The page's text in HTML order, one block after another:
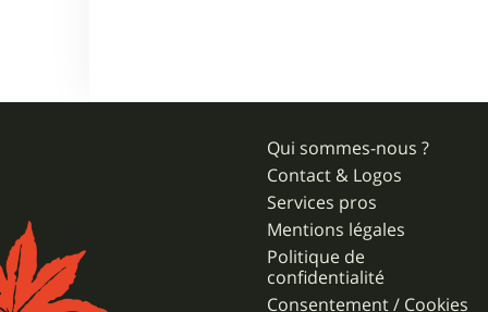
Qui sommes-nous ?
Contact & Logos
Services pros
Mentions légales
Politique de
confidentialité
Consentement / Cookies